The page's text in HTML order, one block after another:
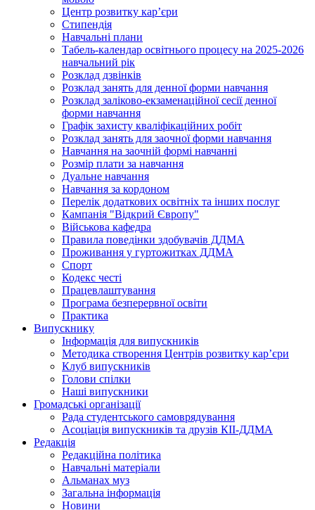
Центр розвитку кар’єри
Стипендія
Навчальні плани
Табель-календар освітнього процесу на 2025-2026
навчальний рік
Розклад дзвінків
Розклад занять для денної форми навчання
Розклад заліково-екзаменаційної сесії денної
форми навчання
Графік захисту кваліфікаційних робіт
Розклад занять для заочної форми навчання
Навчання на заочній формі навчанні
Розмір плати за навчання
Дуальне навчання
Навчання за кордоном
Перелік додаткових освітніх та інших послуг
Кампанія "Відкрий Європу"
Військова кафедра
Правила поведінки здобувачів ДДМА
Проживання у гуртожитках ДДМА
Спорт
Кодекс честі
Працевлаштування
Програма безперервної освіти
Практика
Випускнику
Інформація для випускників
Методика створення Центрів розвитку кар’єри
Клуб випускників
Голови спілки
Наші випускники
Громадські організації
Рада студентського самоврядування
Асоціація випускників та друзів КІІ-ДДМА
Редакція
Редакційна політика
Навчальні матеріали
Альманах муз
Загальна інформація
Новини